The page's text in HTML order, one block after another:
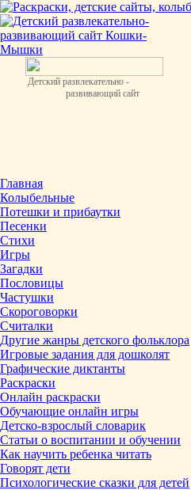
Детский развлекательно -
развивающий сайт
Главная
Колыбельные
Потешки и прибаутки
Песенки
Стихи
Игры
Загадки
Пословицы
Частушки
Скороговорки
Считалки
Другие жанры детского фольклора
Игровые задания для дошколят
Графические диктанты
Раскраски
Онлайн раскраски
Обучающие онлайн игры
Детско-взрослый словарик
Статьи о воспитании и обучении
Как научить ребенка читать
Говорят дети
Психологические сказки для детей